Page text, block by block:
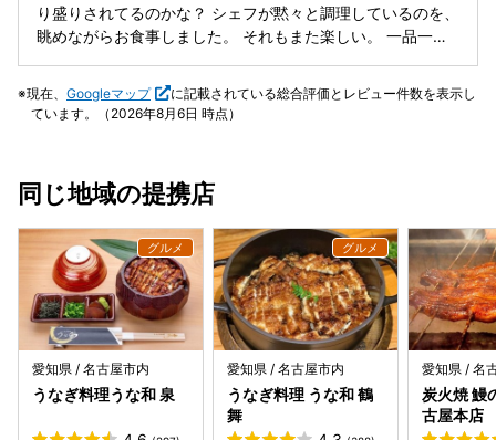
り盛りされてるのかな？ シェフが黙々と調理しているのを、
眺めながらお食事しました。 それもまた楽しい。 一品一品
味しく、 大満足でした。 お値段相応です。 また特別な記念
日に利用したいと思います。
現在、 Googleマップ
に記載されている総合評価とレビュー件数を表示し
ています。（2026年8月6日 時点）
同じ地域の提携店
愛知県 / 名古屋市内
うなぎ料理うな和 泉
愛知県 / 名古屋市内
うなぎ料理 うな和 鶴
舞
愛知県 / 名
炭火焼 鰻
古屋本店